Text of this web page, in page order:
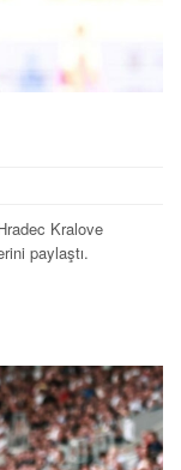
Kralove
paylaştı.